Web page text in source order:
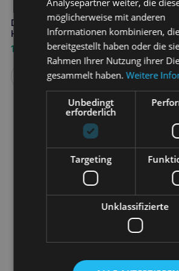
DR SEIDEL Flawitol für ältere
Hunde 400g
11,50
Weiterlesen
DR
möglicherweise mit anderen
Informationen kombinieren,
bereitgestellt haben oder die
Rahmen Ihrer Nutzung ihrer
gesammelt haben.Weitere
Unbedingt
erforderlich
Targeting
Unklassifizierte